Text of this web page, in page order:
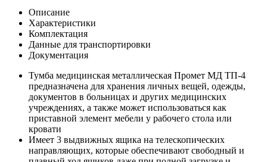
Описание
Характеристики
Комплектация
Данные для транспортировки
Документация
Тумба медицинская металлическая Промет МД ТП-4
предназначена для хранения личных вещей, одежды,
документов в больницах и других медицинских
учреждениях, а также может использоваться как
приставной элемент мебели у рабочего стола или
кровати
Имеет 3 выдвижных ящика на телескопических
направляющих, которые обеспечивают свободный и